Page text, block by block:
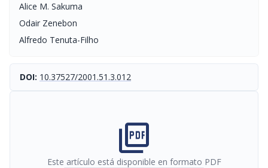
Alice M. Sakuma
Odair Zenebon
Alfredo Tenuta-Filho
DOI: 10.37527/2001.51.3.012
picture_as_pdf
Este artículo está disponible en formato PDF